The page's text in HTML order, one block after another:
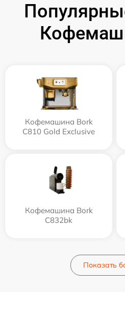
Кофемашина Bork
C810 Gold Exclusive
Кофемашина Bork
C832bk
Показать